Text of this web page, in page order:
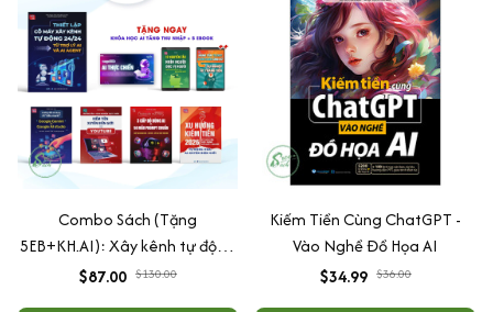
Combo Sách (Tặng
5EB+KH.AI): Xây kênh tự động
AI Agent + AI siêu mạnh + 3
$87.00 $130.00
Kiếm Tiền Cùng ChatGPT -
Vào Nghề Đồ Họa AI
$34.99 $36.00